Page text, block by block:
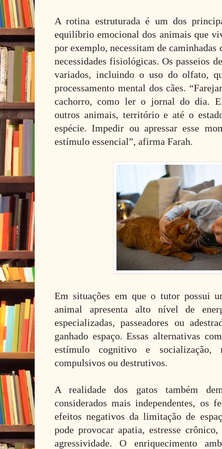
A rotina estruturada é um dos
equilíbrio emocional dos animais que
por exemplo, necessitam de
necessidades fisiológicas. Os passeios
variados, incluindo o uso do olfato,
processamento mental dos cães.
cachorro, como ler o jornal do dia.
outros animais, território e até o
espécie. Impedir ou apressar esse
estímulo essencial”, afirma Farah.
Em situações em que o tutor possui
animal apresenta alto nível de
especializadas, passeadores ou
ganhado espaço. Essas alternativas
estímulo cognitivo e socialização,
compulsivos ou destrutivos.
A realidade dos gatos também
considerados mais independentes, os
efeitos negativos da limitação de
pode provocar apatia, estresse
agressividade. O enriquecimento